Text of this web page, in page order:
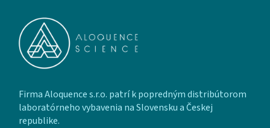
Firma Aloquence s.r.o. patrí k popredným distribútorom
laboratórneho vybavenia na Slovensku a Českej
republike.